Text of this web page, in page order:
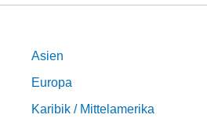
Asien
Europa
Karibik / Mittelamerika